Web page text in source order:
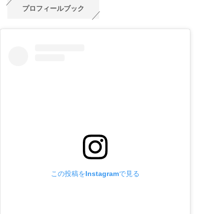
プロフィールブック
この投稿をInstagramで見る